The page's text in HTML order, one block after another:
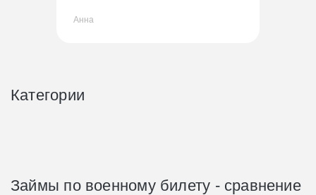
первый раз пользуюсь, проблем ни раз
Анна
Категории
Займы по военному билету - сравнение